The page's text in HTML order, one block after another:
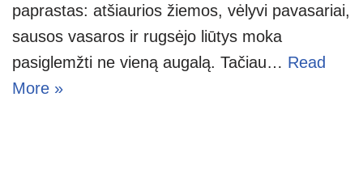
paprastas: atšiaurios žiemos, vėlyvi pavasariai,
sausos vasaros ir rugsėjo liūtys moka
pasiglemžti ne vieną augalą. Tačiau… Read
More »